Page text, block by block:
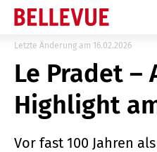
Letzte Änderung am 16.02.2026
Le Pradet
Highlight
Vor fast 100 Jahren